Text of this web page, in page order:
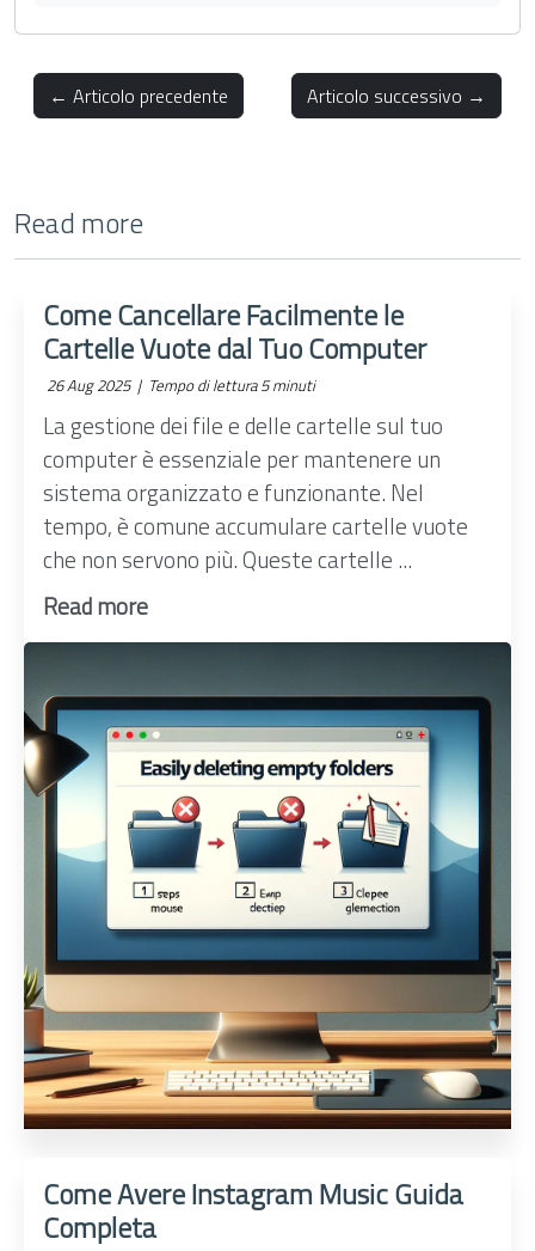
← Articolo precedente Articolo successivo →
Read more
Come Cancellare Facilmente le
Cartelle Vuote dal Tuo Computer
26 Aug 2025 | Tempo di lettura 5 minuti
La gestione dei file e delle cartelle sul tuo
computer è essenziale per mantenere un
sistema organizzato e funzionante. Nel
tempo, è comune accumulare cartelle vuote
che non servono più. Queste cartelle ...
Read more
Come Avere Instagram Music Guida
Completa